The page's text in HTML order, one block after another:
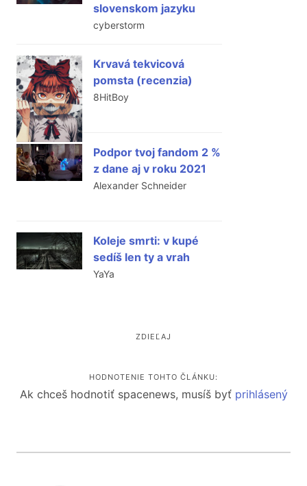
slovenskom jazyku
cyberstorm
Krvavá tekvicová
pomsta (recenzia)
8HitBoy
Podpor tvoj fandom 2 %
z dane aj v roku 2021
Alexander Schneider
Koleje smrti: v kupé
sedíš len ty a vrah
YaYa
ZDIEĽAJ
HODNOTENIE TOHTO ČLÁNKU:
Ak chceš hodnotiť spacenews, musíš byť prihlásený